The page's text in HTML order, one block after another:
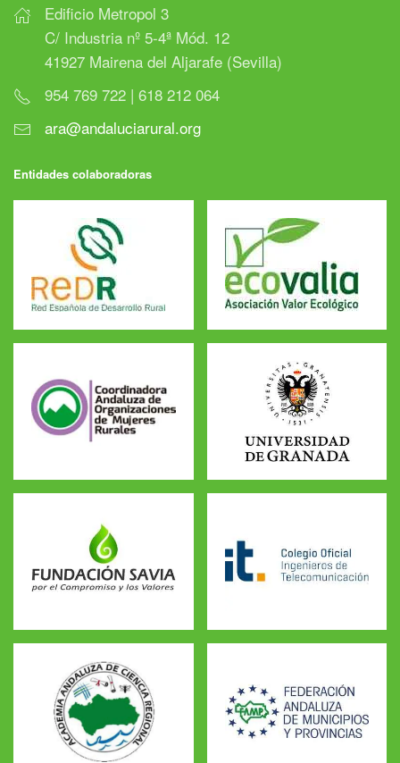
Edificio Metropol 3
C/ Industria nº 5-4ª Mód. 12
41927 Mairena del Aljarafe (Sevilla)
954 769 722 | 618 212 064
ara@andaluciarural.org
Entidades colaboradoras